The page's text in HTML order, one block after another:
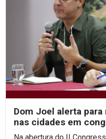
Dom Joel alerta
nas cidades em